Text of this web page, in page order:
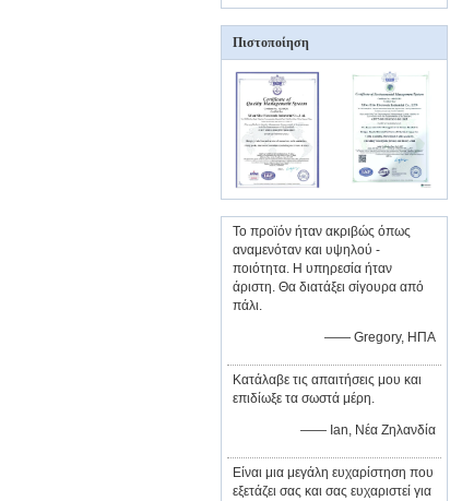
Πιστοποίηση
Το προϊόν ήταν ακριβώς όπως
αναμενόταν και υψηλού -
ποιότητα. Η υπηρεσία ήταν
άριστη. Θα διατάξει σίγουρα από
πάλι.
—— Gregory, ΗΠΑ
Κατάλαβε τις απαιτήσεις μου και
επιδίωξε τα σωστά μέρη.
—— Ian, Νέα Ζηλανδία
Είναι μια μεγάλη ευχαρίστηση που
εξετάζει σας και σας ευχαριστεί για